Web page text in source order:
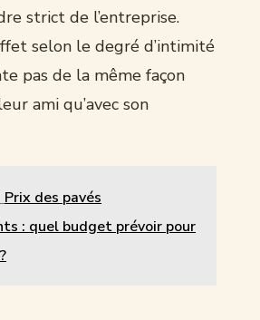
strict de l’entreprise.
selon le degré d’intimité
pas de la même façon
ami qu’avec son
Prix des pavés
: quel budget prévoir pour